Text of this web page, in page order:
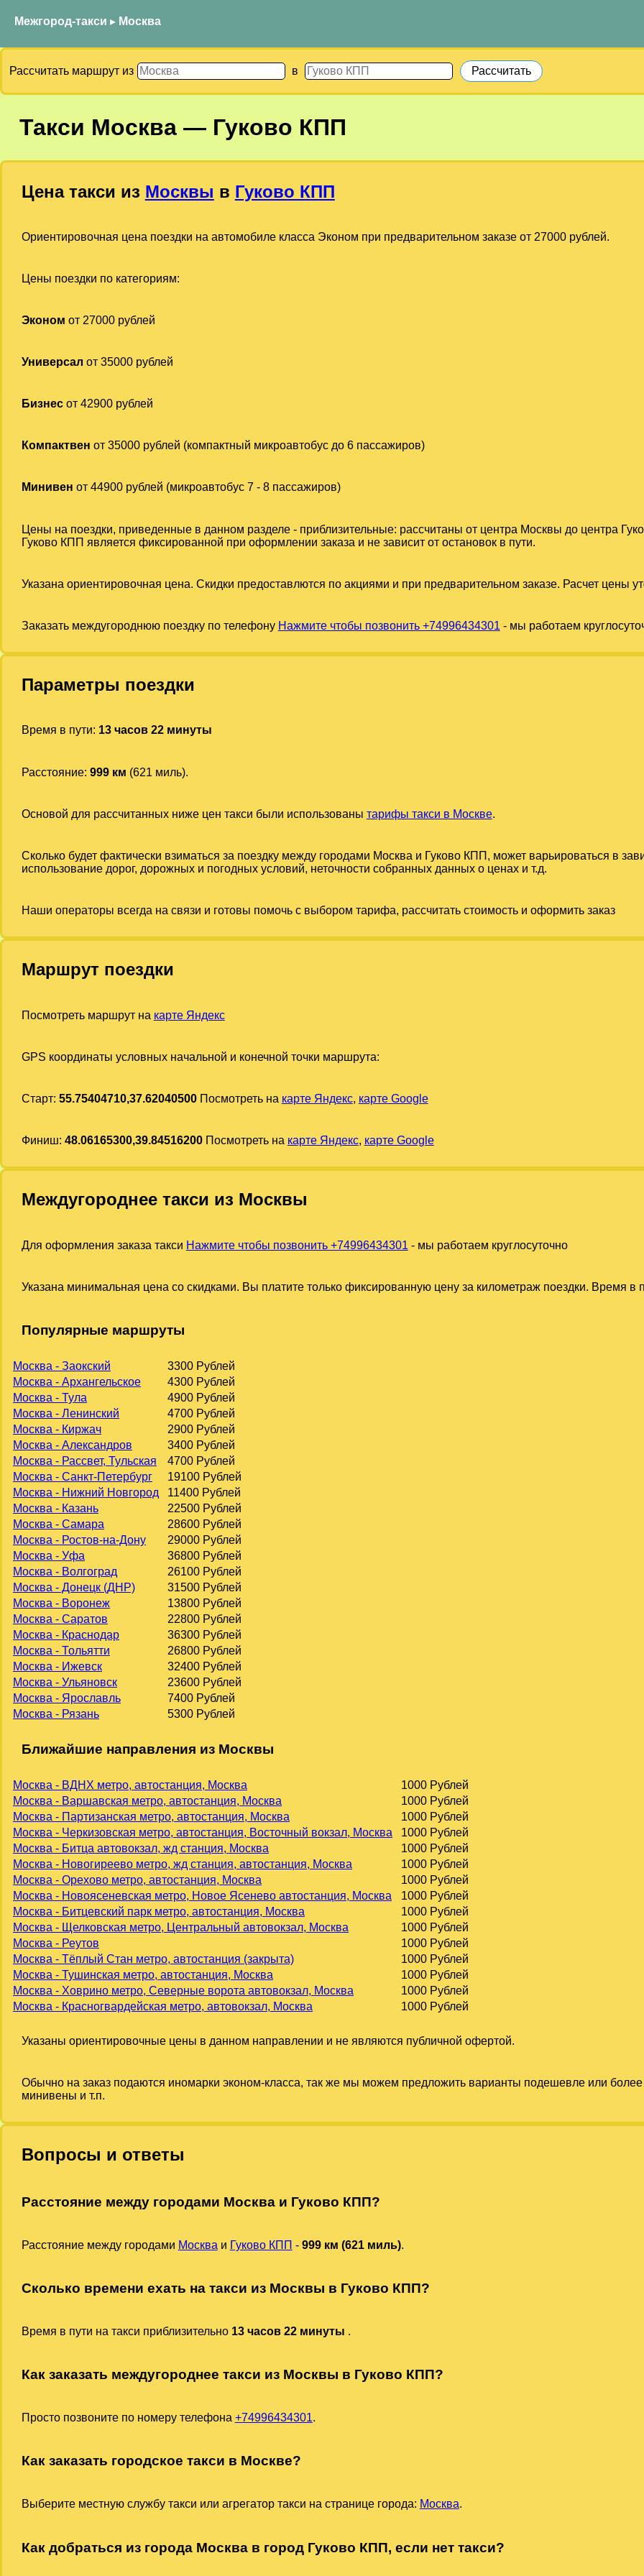
Межгород-такси ▸ Москва
Рассчитать маршрут из в
Такси Москва— Гуково КПП
Цена такси из Москвы в Гуково КПП
Ориентировочная цена поездки на автомобиле класса Эконом при предварительном заказе от 27000 рублей.
Цены поездки по категориям:
Эконом от 27000 рублей
Универсал от 35000 рублей
Бизнесот 42900 рублей
Компактвен от 35000 рублей (компактный микроавтобус до 6 пассажиров)
Минивен от 44900 рублей (микроавтобус 7 - 8 пассажиров)
Цены на поездки, приведенные в данном разделе - приблизительные: рассчитаны от центра Москвы до центра
Гуково КПП является фиксированной при оформлении заказа и не зависит от остановок в пути.
Указана ориентировочная цена. Скидки предоставлются по акциями и при предварительном заказе. Расчет цены
Заказать междугороднюю поездку по телефону Нажмите чтобы позвонить +74996434301 - мы работаем
Параметры поездки
Время в пути: 13 часов 22 минуты
Расстояние: 999 км (621 миль).
Основой для рассчитанных ниже цен такси были использованы тарифы такси в Москве.
Сколько будет фактически взиматься за поездку между городами Москва и Гуково КПП , может варьироваться в
использование дорог, дорожных и погодных условий, неточности собранных данных о ценах и т.д.
Наши операторы всегда на связи и готовы помочь с выбором тарифа, рассчитать стоимость и оформить заказ
Маршрут поездки
Посмотреть маршрут на карте Яндекс
GPS координаты условных начальной и конечной точки маршрута:
Старт: 55.75404710,37.62040500Посмотреть на карте Яндекс, карте Google
Финиш: 48.06165300,39.84516200Посмотреть на карте Яндекс, карте Google
Междугороднее такси из Москвы
Для оформления заказа такси Нажмите чтобы позвонить +74996434301 - мы работаем круглосуточно
Указана минимальная цена со скидками. Вы платите только фиксированную цену за километраж поездки. Время в
Популярные маршруты
Москва - Заокский
3300 Рублей
Москва - Архангельское
4300 Рублей
Москва - Тула
4900 Рублей
Москва - Ленинский
4700 Рублей
Москва - Киржач
2900 Рублей
Москва - Александров
3400 Рублей
Москва - Рассвет, Тульская
4700 Рублей
Москва - Санкт-Петербург
19100 Рублей
Москва - Нижний Новгород
11400 Рублей
Москва - Казань
22500 Рублей
Москва - Самара
28600 Рублей
Москва - Ростов-на-Дону
29000 Рублей
Москва - Уфа
36800 Рублей
Москва - Волгоград
26100 Рублей
Москва - Донецк (ДНР)
31500 Рублей
Москва - Воронеж
13800 Рублей
Москва - Саратов
22800 Рублей
Москва - Краснодар
36300 Рублей
Москва - Тольятти
26800 Рублей
Москва - Ижевск
32400 Рублей
Москва - Ульяновск
23600 Рублей
Москва - Ярославль
7400 Рублей
Москва - Рязань
5300 Рублей
Ближайшие направления из Москвы
Москва - ВДНХ метро, автостанция, Москва
1000 Рублей
Москва - Варшавская метро, автостанция, Москва
1000 Рублей
Москва - Партизанская метро, автостанция, Москва
1000 Рублей
Москва - Черкизовская метро, автостанция, Восточный вокзал, Москва
1000 Рублей
Москва - Битца автовокзал, жд станция, Москва
1000 Рублей
Москва - Новогиреево метро, жд станция, автостанция, Москва
1000 Рублей
Москва - Орехово метро, автостанция, Москва
1000 Рублей
Москва - Новоясеневская метро, Новое Ясенево автостанция, Москва
1000 Рублей
Москва - Битцевский парк метро, автостанция, Москва
1000 Рублей
Москва - Щелковская метро, Центральный автовокзал, Москва
1000 Рублей
Москва - Реутов
1000 Рублей
Москва - Тёплый Стан метро, автостанция (закрыта)
1000 Рублей
Москва - Тушинская метро, автостанция, Москва
1000 Рублей
Москва - Ховрино метро, Северные ворота автовокзал, Москва
1000 Рублей
Москва - Красногвардейская метро, автовокзал, Москва
1000 Рублей
Указаны ориентировочные цены в данном направлении и не являются публичной офертой.
Обычно на заказ подаются иномарки эконом-класса, так же мы можем предложить варианты подешевле или
минивены и т.п.
Вопросы и ответы
Расстояние между городами Москва и Гуково КПП?
Расстояние между городами Москва и Гуково КПП - 999 км (621 миль).
Сколько времени ехать на такси из Москвы в Гуково КПП?
Время в пути на такси приблизительно 13 часов 22 минуты .
Как заказать междугороднее такси из Москвы в Гуково КПП?
Просто позвоните по номеру телефона +74996434301.
Как заказать городское такси в Москве?
Выберите местную службу такси или агрегатор такси на странице города: Москва.
Как добраться из города Москва в город Гуково КПП, если нет такси?